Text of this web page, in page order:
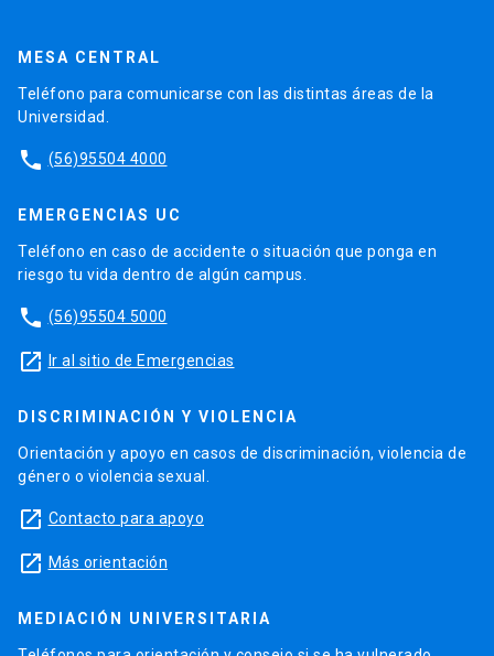
MESA CENTRAL
Teléfono para comunicarse con las distintas áreas de la
Universidad.
phone (56)95504 4000
EMERGENCIAS UC
Teléfono en caso de accidente o situación que ponga en
riesgo tu vida dentro de algún campus.
phone (56)95504 5000
launch Ir al sitio de Emergencias
DISCRIMINACIÓN Y VIOLENCIA
Orientación y apoyo en casos de discriminación, violencia de
género o violencia sexual.
launch Contacto para apoyo
launch Más orientación
MEDIACIÓN UNIVERSITARIA